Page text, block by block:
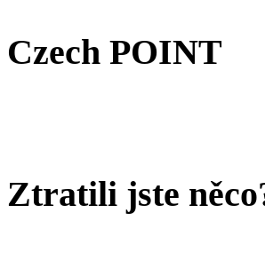
Czech POINT
Ztratili jste